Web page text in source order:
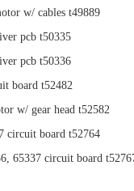
w/ cables t49889
pcb t50335
pcb t50336
board t52482
w/ gear head t52582
circuit board t52764
65337 circuit board